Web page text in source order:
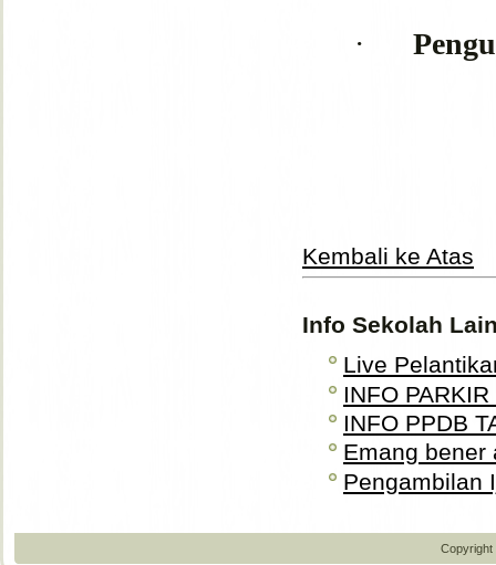
·
Kembali ke Atas
Info Sekolah
Live
INFO
INFO PPDB
Emang bener
Pengambilan